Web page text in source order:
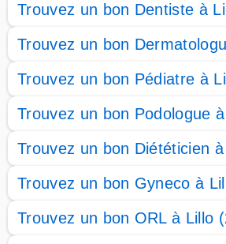
Trouvez un bon Dentiste à
Trouvez un bon
Trouvez un bon Pédiatre à
Trouvez un bon Podologue
Trouvez un bon Diététicien
Trouvez un bon Gyneco à
Trouvez un bon ORL à Lillo